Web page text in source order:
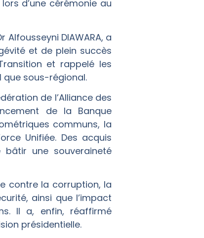
d’une cérémonie au
DIAWARA, a
et de plein succès
et rappelé les
que sous-régional.
de l’Alliance des
de la Banque
communs, la
Unifiée. Des acquis
une souveraineté
contre la corruption, la
ainsi que l’impact
Il a, enfin, réaffirmé
présidentielle.